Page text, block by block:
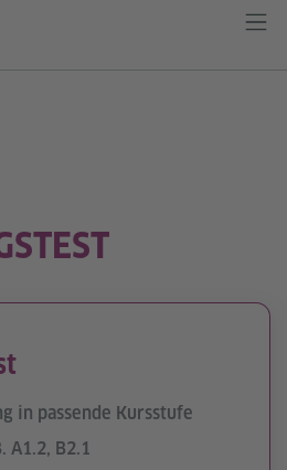
in passende Kursstufe
A1.2, B2.1